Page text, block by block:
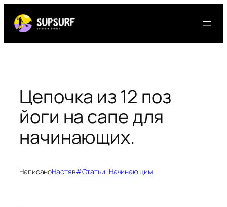
содержимому
Цепочка из 12 поз
йоги на сапе для
начинающих.
НаписаноНастяв#Статьи, Начинающим